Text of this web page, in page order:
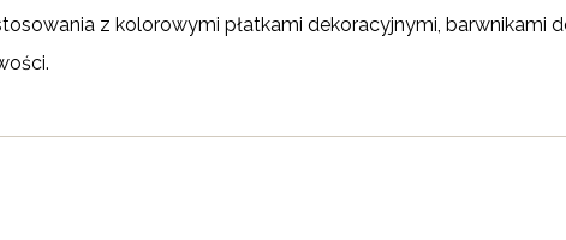
z kolorowymi płatkami dekoracyjnymi, barwnikami